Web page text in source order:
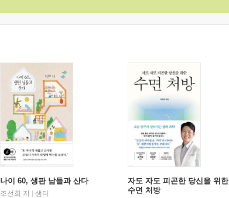
나이 60, 생판 남들과 산다
조선희 저
샘터
자도 자도 피곤한 당신을 위한
수면 처방